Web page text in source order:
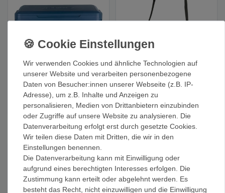
'Snap-N-GO 52 L' -
Kühlbox199,00 €
52 Liter | 3,83 € / Liter
Coleman Kühlbox
'PRO' 25qt - Kühlbox
149,00 €
24 Liter | 6,21 € / Liter
Wir verwenden Cookies und ähnliche Technologien auf
unserer Website und verarbeiten personenbezogene
Daten von Besucher:innen unserer Webseite (z.B. IP-
Adresse), um z.B. Inhalte und Anzeigen zu
personalisieren, Medien von Drittanbietern einzubinden
oder Zugriffe auf unsere Website zu analysieren. Die
Datenverarbeitung erfolgt erst durch gesetzte Cookies.
Wir teilen diese Daten mit Dritten, die wir in den
Einstellungen benennen.
Die Datenverarbeitung kann mit Einwilligung oder
aufgrund eines berechtigten Interesses erfolgen. Die
Zustimmung kann erteilt oder abgelehnt werden. Es
besteht das Recht, nicht einzuwilligen und die Einwilligung